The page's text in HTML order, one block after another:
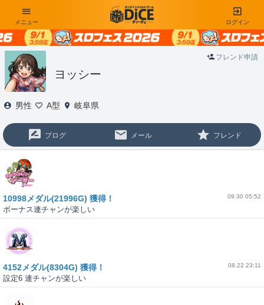
ログイン
メニュー
フレンド申請
ヨッシー
男性 A型 岐阜県
ブログ メール フレンド
09.30 05:52
10998メダル(21996G) 獲得！
ボーナス連チャンが楽しい
08.22 23:11
4152メダル(8304G) 獲得！
設定6 連チャンが楽しい